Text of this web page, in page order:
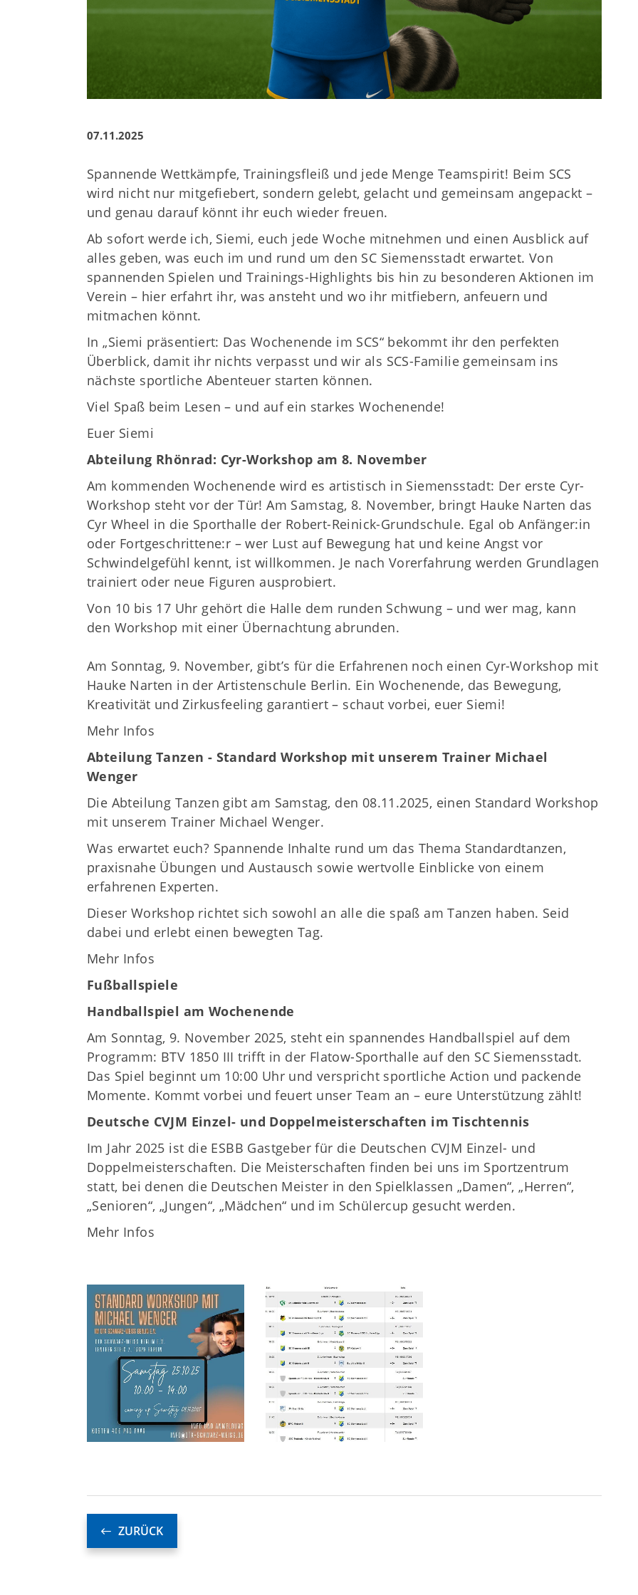
07.11.2025
Spannende Wettkämpfe, Trainingsfleiß und jede Menge Teamspirit! Beim SCS
wird nicht nur mitgefiebert, sondern gelebt, gelacht und gemeinsam angepackt –
und genau darauf könnt ihr euch wieder freuen.
Ab sofort werde ich, Siemi, euch jede Woche mitnehmen und einen Ausblick auf
alles geben, was euch im und rund um den SC Siemensstadt erwartet. Von
spannenden Spielen und Trainings-Highlights bis hin zu besonderen Aktionen im
Verein – hier erfahrt ihr, was ansteht und wo ihr mitfiebern, anfeuern und
mitmachen könnt.
In „Siemi präsentiert: Das Wochenende im SCS“ bekommt ihr den perfekten
Überblick, damit ihr nichts verpasst und wir als SCS-Familie gemeinsam ins
nächste sportliche Abenteuer starten können.
Viel Spaß beim Lesen – und auf ein starkes Wochenende!
Euer Siemi
Abteilung Rhönrad: Cyr-Workshop am 8. November
Am kommenden Wochenende wird es artistisch in Siemensstadt: Der erste Cyr-
Workshop steht vor der Tür! Am Samstag, 8. November, bringt Hauke Narten das
Cyr Wheel in die Sporthalle der Robert-Reinick-Grundschule. Egal ob Anfänger:in
oder Fortgeschrittene:r – wer Lust auf Bewegung hat und keine Angst vor
Schwindelgefühl kennt, ist willkommen. Je nach Vorerfahrung werden Grundlagen
trainiert oder neue Figuren ausprobiert.
Von 10 bis 17 Uhr gehört die Halle dem runden Schwung – und wer mag, kann
den Workshop mit einer Übernachtung abrunden.
Am Sonntag, 9. November, gibt’s für die Erfahrenen noch einen Cyr-Workshop mit
Hauke Narten in der Artistenschule Berlin. Ein Wochenende, das Bewegung,
Kreativität und Zirkusfeeling garantiert – schaut vorbei, euer Siemi!
Mehr Infos
Abteilung Tanzen - Standard Workshop mit unserem Trainer Michael
Wenger
Die Abteilung Tanzen gibt am Samstag, den 08.11.2025, einen Standard Workshop
mit unserem Trainer Michael Wenger.
Was erwartet euch? Spannende Inhalte rund um das Thema Standardtanzen,
praxisnahe Übungen und Austausch sowie wertvolle Einblicke von einem
erfahrenen Experten.
Dieser Workshop richtet sich sowohl an alle die spaß am Tanzen haben. Seid
dabei und erlebt einen bewegten Tag.
Mehr Infos
Fußballspiele
Handballspiel am Wochenende
Am Sonntag, 9. November 2025, steht ein spannendes Handballspiel auf dem
Programm: BTV 1850 III trifft in der Flatow-Sporthalle auf den SC Siemensstadt.
Das Spiel beginnt um 10:00 Uhr und verspricht sportliche Action und packende
Momente. Kommt vorbei und feuert unser Team an – eure Unterstützung zählt!
Deutsche CVJM Einzel- und Doppelmeisterschaften im Tischtennis
Im Jahr 2025 ist die ESBB Gastgeber für die Deutschen CVJM Einzel- und
Doppelmeisterschaften. Die Meisterschaften finden bei uns im Sportzentrum
statt, bei denen die Deutschen Meister in den Spielklassen „Damen“, „Herren“,
„Senioren“, „Jungen“, „Mädchen“ und im Schülercup gesucht werden.
Mehr Infos
ZURÜCK